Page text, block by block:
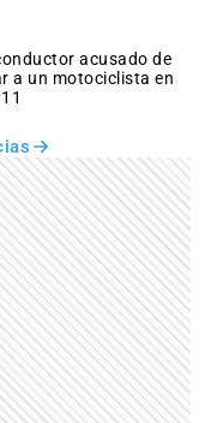
acusado de
a un motociclista en